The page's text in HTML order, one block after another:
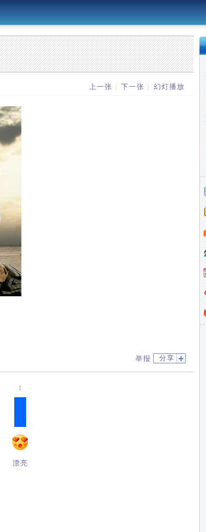
上一张 下一张 幻灯播放
分享
举报
1
漂亮